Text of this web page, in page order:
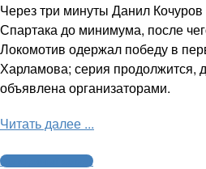
Через три минуты Данил Кочуров
Спартака до минимума, после
Локомотив одержал победу в
Харламова; серия продолжится,
объявлена организаторами.
Читать далее ...
Молодежный хоккей